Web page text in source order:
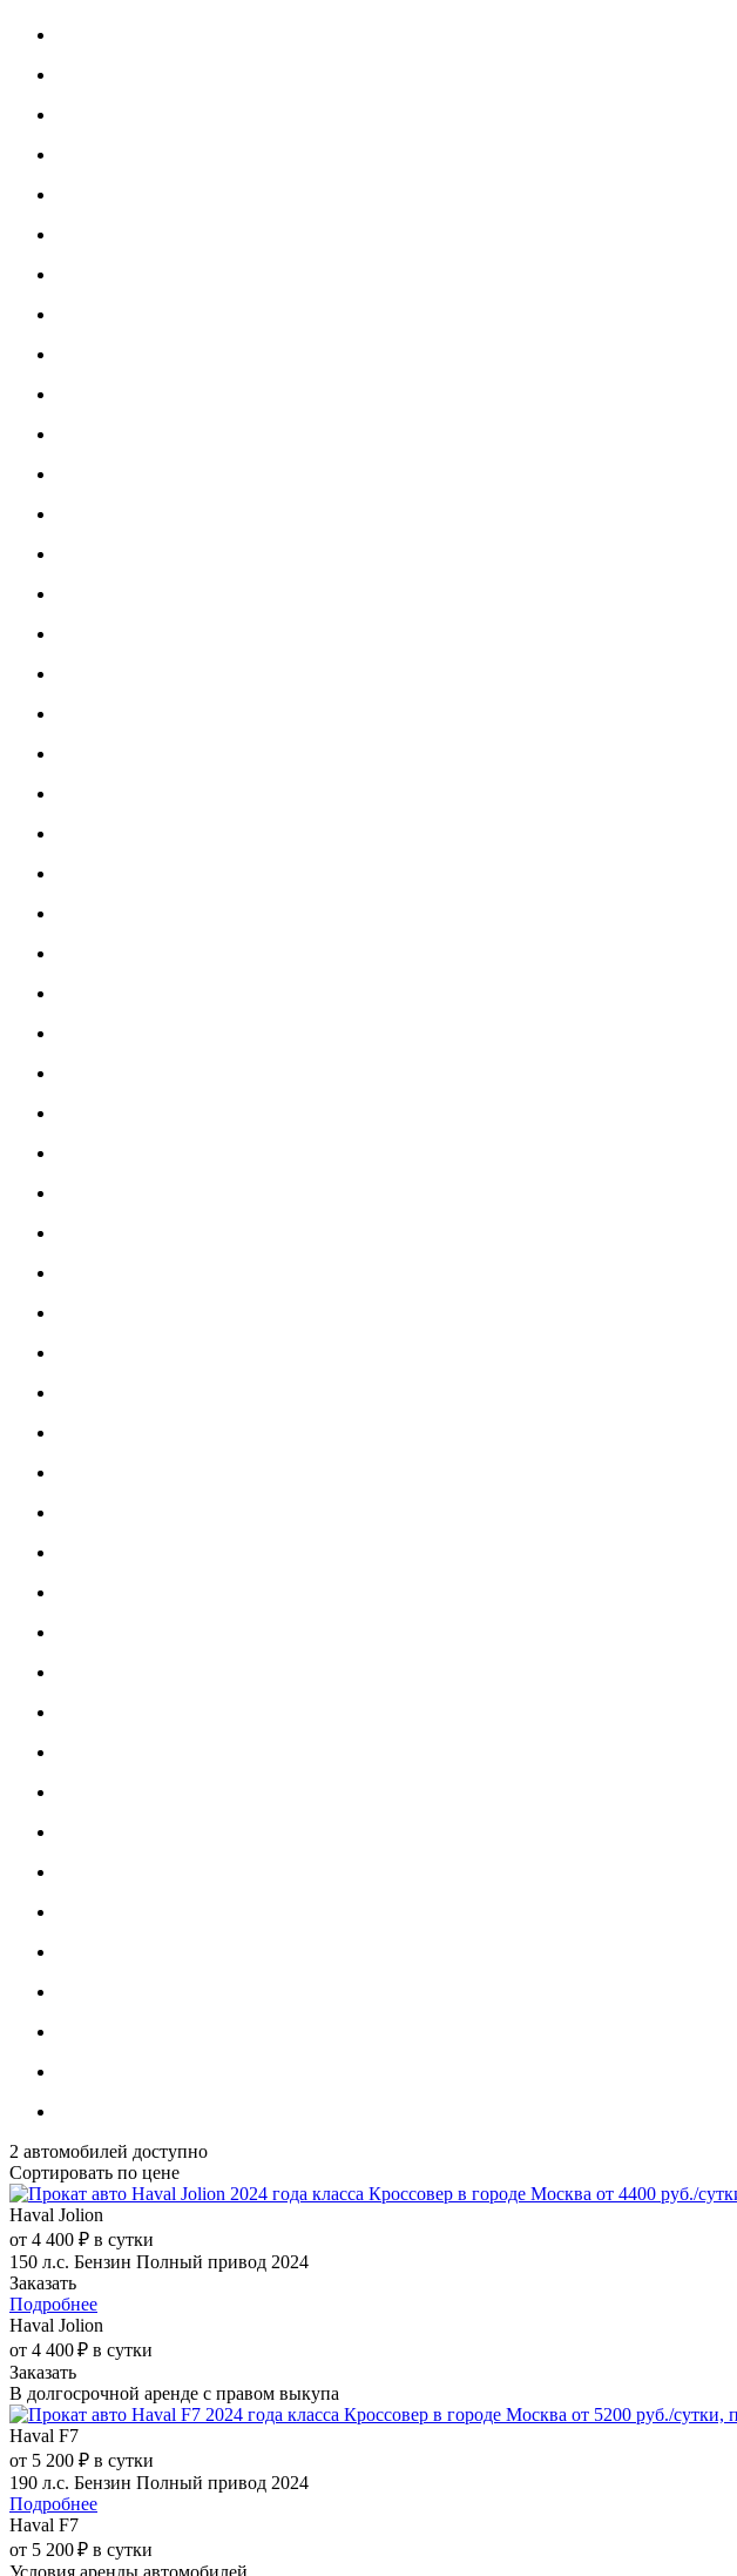
2 автомобилей доступно
Сортировать по цене
Haval Jolion
от 4 400 ₽ в сутки
150 л.с. Бензин Полный привод 2024
Заказать
Подробнее
Haval Jolion
от 4 400 ₽ в сутки
Заказать
В долгосрочной аренде с правом выкупа
Haval F7
от 5 200 ₽ в сутки
190 л.с. Бензин Полный привод 2024
Подробнее
Haval F7
от 5 200 ₽ в сутки
Условия аренды автомобилей